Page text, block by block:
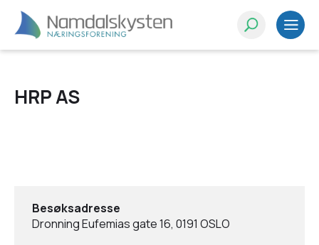
HRP AS
Besøksadresse
Dronning Eufemias gate 16, 0191 OSLO